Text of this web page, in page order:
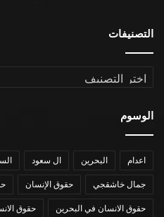
التصنيفات
التصنيفات
الوسوم
اعدام البحرين ال سعود
جمال خاشقجي حقوق الإنسان
حقوق الانسان في البحرين حقوق